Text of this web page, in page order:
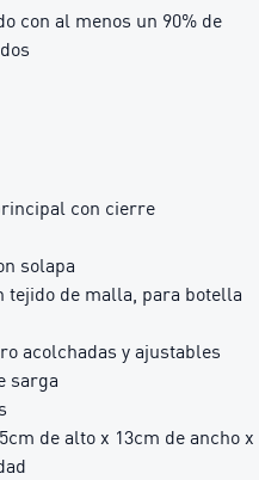
con al menos un 90% de
con cierre
solapa
de malla, para botella
acolchadas y ajustables
sarga
de alto x 13cm de ancho x